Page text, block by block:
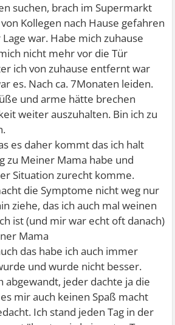
suchen, brach im Supermarkt
Kollegen nach Hause gefahren
war. Habe mich zuhause
nicht mehr vor die Tür
ich von zuhause entfernt war
es. Nach ca. 7Monaten leiden.
und arme hätte brechen
weiter auszuhalten. Bin ich zu
es daher kommt das ich halt
zu Meiner Mama habe und
Situation zurecht komme.
die Symptome nicht weg nur
ziehe, das ich auch mal weinen
ist (und mir war echt oft danach)
Mama
das habe ich auch immer
und wurde nicht besser.
abgewandt, jeder dachte ja die
mir auch keinen Spaß macht
Ich stand jeden Tag in der